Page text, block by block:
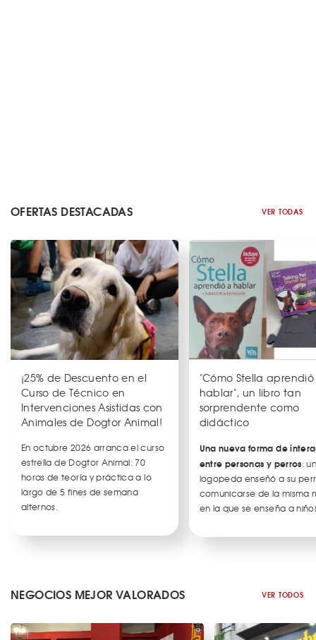
OFERTAS DESTACADAS VER TODAS
¡25% de Descuento en el
Curso de Técnico en
Intervenciones Asistidas con
Animales de Dogtor Animal!
En octubre 2026 arranca el curso
estrella de Dogtor Animal: 70
horas de teoría y práctica a lo
largo de 5 fines de semana
alternos.
"Cómo Stella
hablar", un libro tan
sorprendente como
didáctico
Una nueva forma de
entre personas y perros:
logopeda enseñó a su
comunicarse de la misma
en la que se enseña a
NEGOCIOS MEJOR VALORADOS VER TODOS